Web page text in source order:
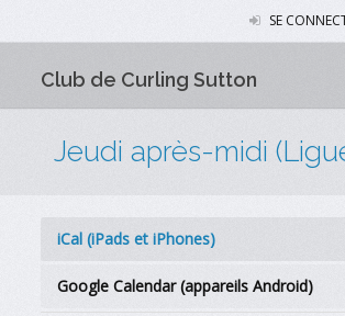
SE
Club de Curling Sutton
Jeudi après-midi
iCal (iPads et iPhones)
Google Calendar (appareils Android)